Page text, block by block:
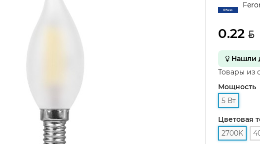
0.22
Нашли
Товары из
Мощность
5 Вт
Цветовая
2700K